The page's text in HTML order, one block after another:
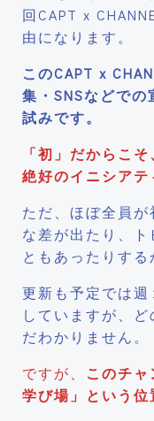
回CAPT x
由になります。
このCAPT x
集・SNSなどで
試みです。
「初」だからこ
絶好のイニシアテ
ただ、ほぼ全員
な差が出たり、
ともあったりする
更新も予定では
していますが、
だわかりません。
ですが、 このチャ
学び場」という位